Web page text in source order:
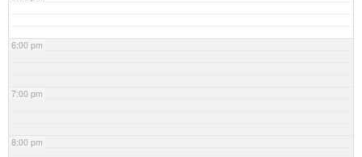
6:00 pm
7:00 pm
8:00 pm